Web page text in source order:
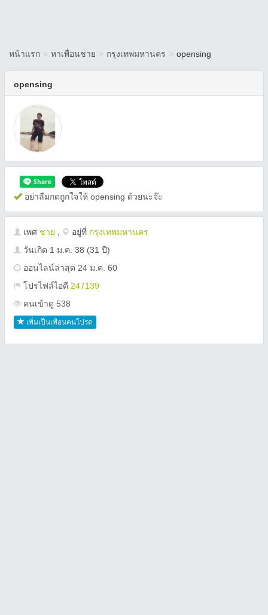
หน้าแรก > หาเพื่อนชาย > กรุงเทพมหานคร > opensing
opensing
อย่าลืมกดถูกใจให้ opensing ด้วยนะจ๊ะ
เพศ ชาย อยู่ที่ กรุงเทพมหานคร
วันเกิด 1 ม.ค. 38 (31 ปี)
ออนไลน์ล่าสุด 24 ม.ค. 60
โปรไฟล์ไอดี 247139
คนเข้าดู 538
เพิ่มเป็นเพื่อนคนโปรด